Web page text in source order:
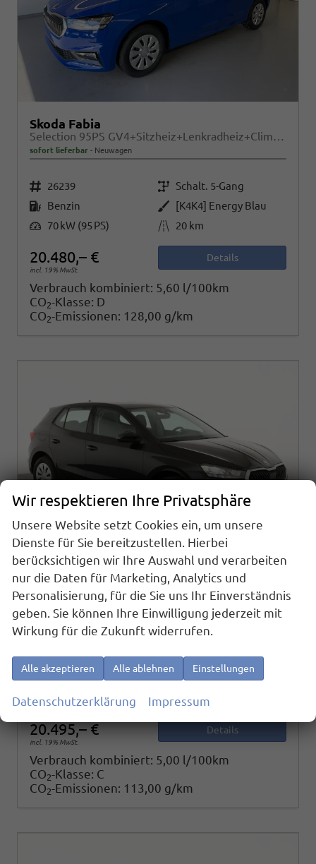
Skoda Fabia
Selection 95PS GV4+Sitzheiz+Lenkradheiz+Climatronic+Sunset+AppConnect+PDC
sofort lieferbar Neuwagen
Fahrzeugnr. 26239 Getriebe Schalt. 5-Gang
Kraftstoff Benzin Außenfarbe
[K4K4] Energy Blau
Leistung 70 kW (95 PS) Kilometerstand 20 km
20.480,– €
incl. 19% MwSt.
Details
Verbrauch kombiniert: 5,60 l/100km
CO2-Klasse: D
CO2-Emissionen: 128,00 g/km
Skoda Fabia
Selection 1.0 TSI Selection, AHK, Tempomat, Ladeboden, Park, Winterpaket, SmartLink, 4-J Garantie
sofort lieferbar Fahrzeug mit Tageszulassung
Fahrzeugnr.25163 GetriebeSchaltgetriebe
KraftstoffBenzin Außenfarbe
Black Magic Metallic
01.06.2026
20.495,– €
incl. 19% MwSt.
Details
Verbrauch kombiniert: 5,00 l/100km
CO2-Klasse: C
CO2-Emissionen: 113,00 g/km
Wir respektieren Ihre Privatsphäre
Unsere Website setzt Cookies ein, um unsere
Dienste für Sie bereitzustellen. Hierbei
berücksichtigen wir Ihre Auswahl und verarbeiten
nur die Daten für Marketing, Analytics und
Personalisierung, für die Sie uns Ihr Einverständnis
geben. Sie können Ihre Einwilligung jederzeit mit
Wirkung für die Zukunft widerrufen.
Alle akzeptieren Alle ablehnen Einstellungen
Datenschutzerklärung Impressum